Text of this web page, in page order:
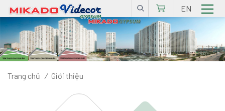
EN
Trang chủ / Giới thiệu